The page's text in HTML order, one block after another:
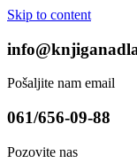
Skip to content
Pošaljite nam email
061/656-09-88
Pozovite nas